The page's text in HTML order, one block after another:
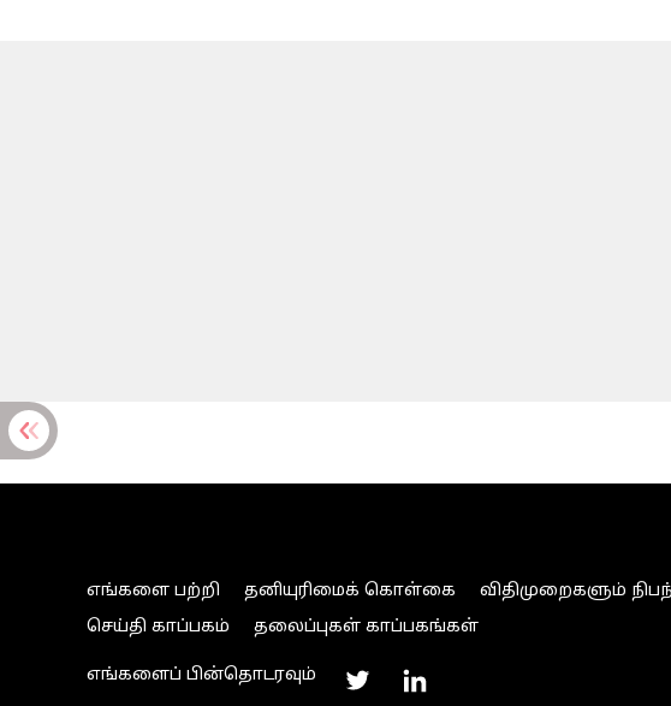
எங்களை பற்றி தனியுரிமைக் கொள்கை விதிமுறைகளும்
செய்தி காப்பகம்
தலைப்புகள் காப்பகங்கள்
எங்களைப் பின்தொடரவும்